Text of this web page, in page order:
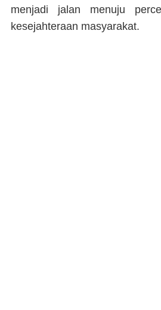
menjadi jalan menuju
kesejahteraan masyarakat.